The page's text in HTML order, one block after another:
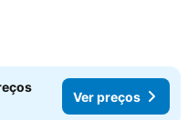
Ver preços